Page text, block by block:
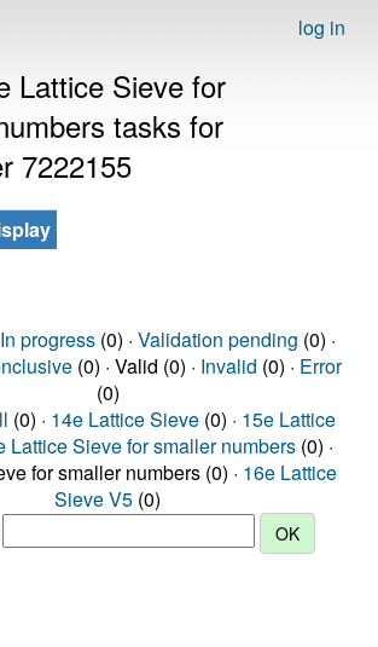
log in
Lattice Sieve for
tasks for
7222155
In progress(0) · Validation pending (0) ·
(0) · Valid (0) · Invalid (0) · Error
(0)
(0) · 14e Lattice Sieve (0) · 15e Lattice
Lattice Sieve for smaller numbers (0) ·
for smaller numbers (0) · 16e Lattice
Sieve V5 (0)